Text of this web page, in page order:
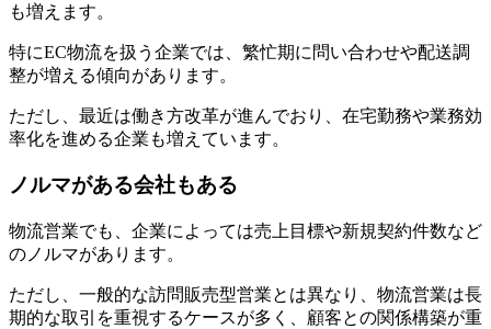
も増えます。
特にEC物流を扱う企業では、繁忙期に問い合わせや配送調
整が増える傾向があります。
ただし、最近は働き方改革が進んでおり、在宅勤務や業務効
率化を進める企業も増えています。
ノルマがある会社もある
物流営業でも、企業によっては売上目標や新規契約件数など
のノルマがあります。
ただし、一般的な訪問販売型営業とは異なり、物流営業は長
期的な取引を重視するケースが多く、顧客との関係構築が重